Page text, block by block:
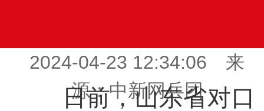
2024-04-23 12:34:06 来
源：中新网兵团
日前，山东省对口